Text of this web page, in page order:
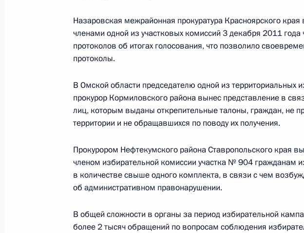
19 января 2012 года, 18:20
Посещение штаб-квартиры Главного разведывательного
19 января 2012 года, 15:00 Москва
Соболезования родным Евгения Жарикова
18 января 2012 года, 17:00
Совещание по экономическим вопросам
Назаровская межрайонная прокуратура Красноярского
членами одной из участковых комиссий 3 декабря 2011 года
протоколов об итогах голосования, что позволило
протоколы.
В Омской области председателю одной из территориальных
прокурор Кормиловского района вынес представление в
лиц, которым выданы открепительные талоны, граждан, не
территории и не обращавшихся по поводу их получения.
Прокурором Нефтекумского района Ставропольского края
членом избирательной комиссии участка № 904 гражданам
в количестве свыше одного комплекта, в связи с чем
об административном правонарушении.
В общей сложности в органы за период избирательной
более 2 тысяч обращений по вопросам соблюдения